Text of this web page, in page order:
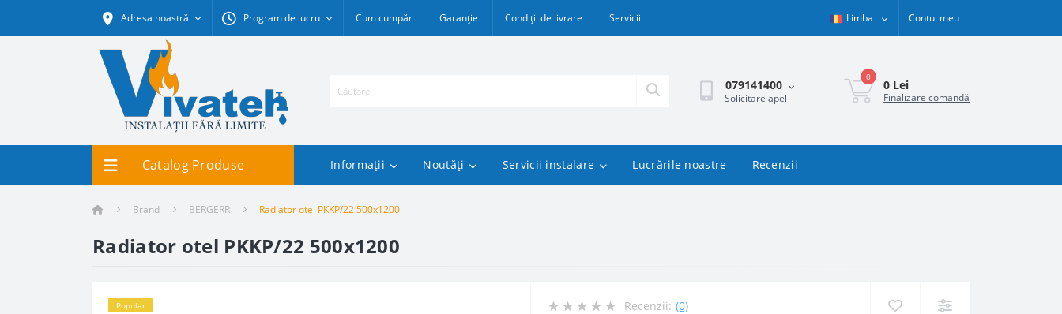
Adresa noastră Program de lucru Cum cumpăr Garanție Condiții de livrare Servicii Limba Contul meu
079141400
Solicitare apel
0
0 Lei
Finalizare comandă
Catalog Produse Informații Noutăți Servicii instalare Lucrările noastre Recenzii
Brand BERGERR Radiator otel PKKP/22 500x1200
Radiator otel PKKP/22 500x1200
Popular Recenzii: (0)